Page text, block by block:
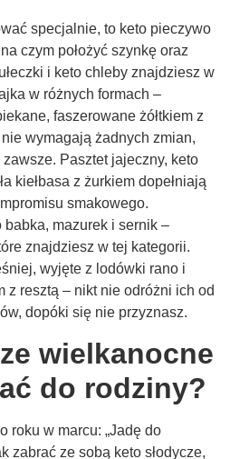
specjalnie, to keto pieczywo
czym położyć szynkę oraz
i keto chleby znajdziesz w
w różnych formach –
faszerowane żółtkiem z
wymagają żadnych zmian,
Pasztet jajeczny, keto
kiełbasa z żurkiem dopełniają
smakowego.
babka, mazurek i sernik –
znajdziesz w tej kategorii.
wyjęte z lodówki rano i
z resztą – nikt nie odróżni ich od
dopóki się nie przyznasz.
wielkanocne
do rodziny?
roku w marcu: „Jadę do
zabrać ze sobą keto słodycze,